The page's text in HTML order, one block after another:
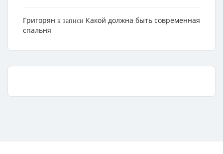
Григорян к записи Какой должна быть современная
спальня